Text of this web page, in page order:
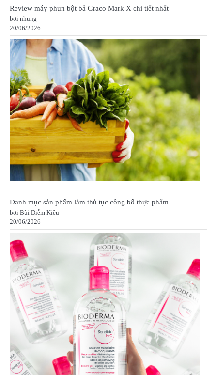
Review máy phun bột bả Graco Mark X chi tiết nhất
bởi nhung
20/06/2026
Danh mục sản phẩm làm thủ tục công bố thực phẩm
bởi Bùi Diễm Kiều
20/06/2026